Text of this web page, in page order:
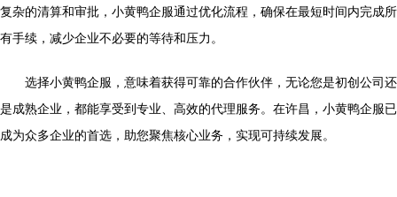
复杂的清算和审批，小黄鸭企服通过优化流程，确保在最短时间内完成所
有手续，减少企业不必要的等待和压力。
选择小黄鸭企服，意味着获得可靠的合作伙伴，无论您是初创公司还
是成熟企业，都能享受到专业、高效的代理服务。在许昌，小黄鸭企服已
成为众多企业的首选，助您聚焦核心业务，实现可持续发展。